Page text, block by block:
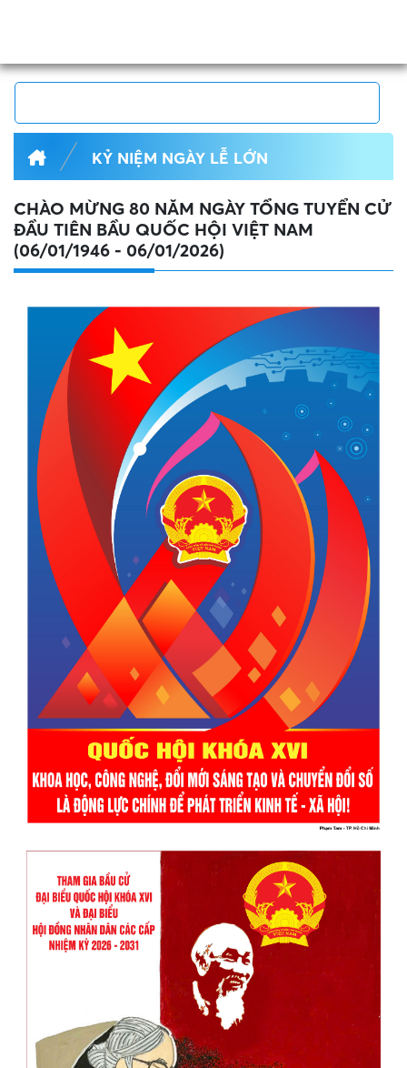
KỶ NIỆM NGÀY LỄ LỚN
CHÀO MỪNG 80 NĂM NGÀY TỔNG TUYỂN CỬ
ĐẦU TIÊN BẦU QUỐC HỘI VIỆT NAM
(06/01/1946 - 06/01/2026)